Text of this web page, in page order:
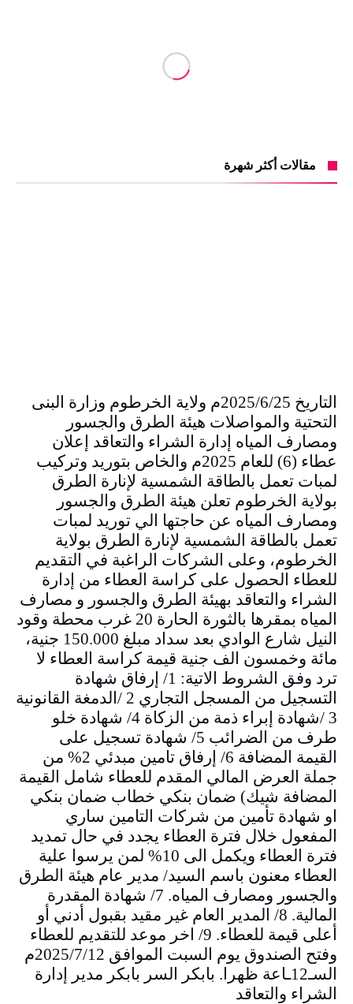
مقالات أكثر شهرة
التاريخ 2025/6/25م ولاية الخرطوم وزارة البنى
التحتية والمواصلات هيئة الطرق والجسور
ومصارف المياه إدارة الشراء والتعاقد إعلان
عطاء (6) للعام 2025م والخاص بتوريد وتركيب
لمبات تعمل بالطاقة الشمسية لإنارة الطرق
بولاية الخرطوم تعلن هيئة الطرق والجسور
ومصارف المياه عن حاجتها الي توريد لمبات
تعمل بالطاقة الشمسية لإنارة الطرق بولاية
الخرطوم، وعلى الشركات الراغبة في التقديم
للعطاء الحصول على كراسة العطاء من إدارة
الشراء والتعاقد بهيئة الطرق والجسور و مصارف
المياه بمقرها بالثورة الحارة 20 غرب محطة وقود
النيل شارع الوادي بعد سداد مبلغ 150.000 جنية،
مائة وخمسون الف جنية قيمة كراسة العطاء لا
ترد وفق الشروط الاتية: 1/ إرفاق شهادة
التسجيل من المسجل التجاري 2 /الدمغة القانونية
3 /شهادة إبراء ذمة من الزكاة 4/ شهادة خلو
طرف من الضرائب 5/ شهادة تسجيل على
القيمة المضافة 6/ إرفاق تامين مبدئي 2% من
جملة العرض المالي المقدم للعطاء شامل القيمة
المضافة شيك) ضمان بنكي خطاب ضمان بنكي
او شهادة تأمين من شركات التامين ساري
المفعول خلال فترة العطاء يجدد في حال تمديد
فترة العطاء ويكمل الى 10% لمن يرسوا علية
العطاء معنون باسم السيد/ مدير عام هيئة الطرق
والجسور ومصارف المياه. 7/ شهادة المقدرة
المالية. 8/ المدير العام غير مقيد بقبول أدني أو
أعلى قيمة للعطاء. 9/ اخر موعد للتقديم للعطاء
وفتح الصندوق يوم السبت الموافق 2025/7/12م
السـ12ـاعة ظهرا. بابكر السر بابكر مدير إدارة
الشراء والتعاقد